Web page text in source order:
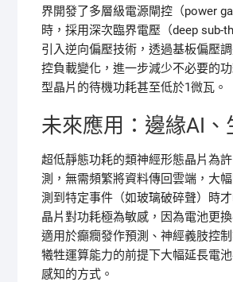
界開發了多層級電源閘控（power
時，採用深次臨界電壓（deep
引入逆向偏壓技術，透過基板偏壓
控負載變化，進一步減少不必要的
型晶片的待機功耗甚至低於1微瓦。
未來應用：邊緣AI
超低靜態功耗的類神經形態晶片為
測，無需頻繁將資料傳回雲端，大
測到特定事件（如玻璃破碎聲）時
晶片對功耗極為敏感，因為電池更
適用於癲癇發作預測、神經義肢控
犧牲運算能力的前提下大幅延長電
感知的方式。